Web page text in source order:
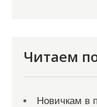
Читаем
Новичкам в